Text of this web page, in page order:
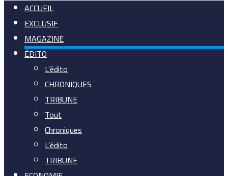
ACCUEIL
EXCLUSIF
MAGAZINE
ÉDITO
L’édito
CHRONIQUES
TRIBUNE
Tout
Chroniques
L’édito
TRIBUNE